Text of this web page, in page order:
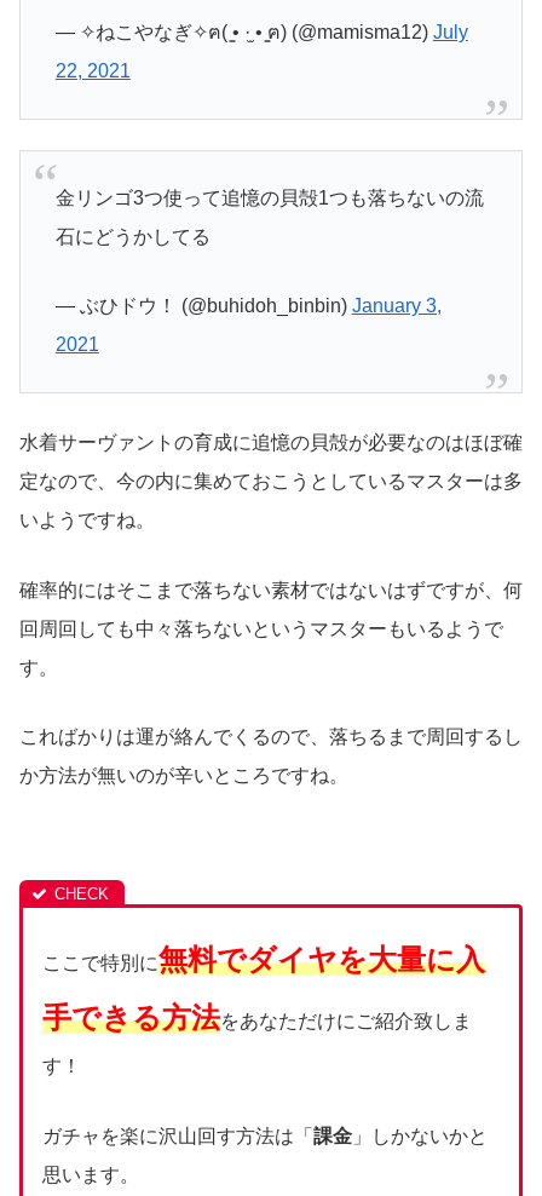
— ✧ねこやなぎ✧ฅ( ̳• ·̫ • ̳ฅ) (@mamisma12) July
22, 2021
金リンゴ3つ使って追憶の貝殻1つも落ちないの流
石にどうかしてる
— ぶひドウ！ (@buhidoh_binbin) January 3,
2021
水着サーヴァントの育成に追憶の貝殻が必要なのはほぼ確
定なので、今の内に集めておこうとしているマスターは多
いようですね。
確率的にはそこまで落ちない素材ではないはずですが、何
回周回しても中々落ちないというマスターもいるようで
す。
こればかりは運が絡んでくるので、落ちるまで周回するし
か方法が無いのが辛いところですね。
ここで特別に無料でダイヤを大量に入
手できる方法をあなただけにご紹介致しま
す！
ガチャを楽に沢山回す方法は「 課金 」しかないかと
思います。